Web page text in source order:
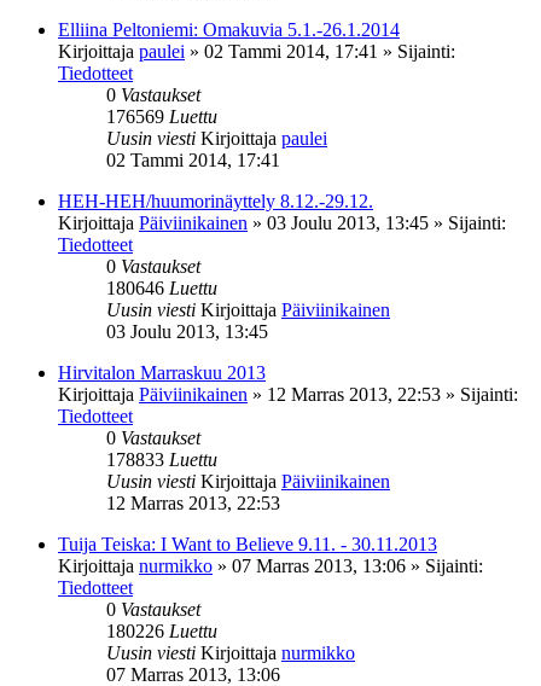
Elliina Peltoniemi: Omakuvia 5.1.-26.1.2014
Kirjoittaja paulei » 02 Tammi 2014, 17:41 » Sijainti:
Tiedotteet
0 Vastaukset
176569 Luettu
Uusin viesti Kirjoittaja paulei
02 Tammi 2014, 17:41
HEH-HEH/huumorinäyttely 8.12.-29.12.
Kirjoittaja Päiviinikainen » 03 Joulu 2013, 13:45 » Sijainti:
Tiedotteet
0 Vastaukset
180646 Luettu
Uusin viesti Kirjoittaja Päiviinikainen
03 Joulu 2013, 13:45
Hirvitalon Marraskuu 2013
Kirjoittaja Päiviinikainen » 12 Marras 2013, 22:53 » Sijainti:
Tiedotteet
0 Vastaukset
178833 Luettu
Uusin viesti Kirjoittaja Päiviinikainen
12 Marras 2013, 22:53
Tuija Teiska: I Want to Believe 9.11. - 30.11.2013
Kirjoittaja nurmikko » 07 Marras 2013, 13:06 » Sijainti:
Tiedotteet
0 Vastaukset
180226 Luettu
Uusin viesti Kirjoittaja nurmikko
07 Marras 2013, 13:06